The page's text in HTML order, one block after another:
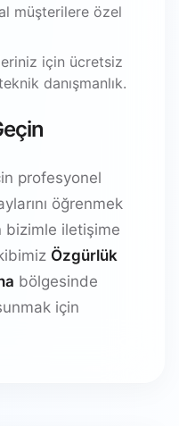
müşterilere özel
için ücretsiz
danışmanlık.
profesyonel
öğrenmek
bizimle iletişime
Özgürlük
bölgesinde
için